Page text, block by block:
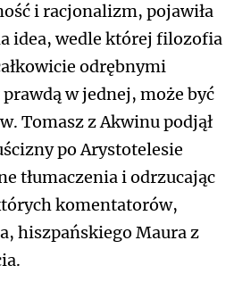
i racjonalizm, pojawiła
idea, wedle której filozofia
odrębnymi
w jednej, może być
Tomasz z Akwinu podjął
po Arystotelesie
tłumaczenia i odrzucając
komentatorów,
hiszpańskiego Maura z